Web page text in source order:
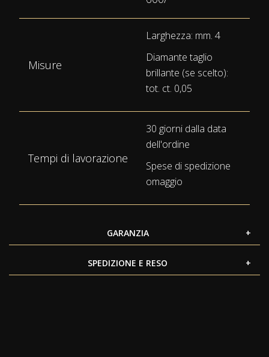
Misure
Larghezza: mm. 4
Diamante taglio
brillante (se scelto):
tot. ct. 0,05
Tempi di lavorazione
30 giorni dalla data
dell'ordine
Spese di spedizione
omaggio
GARANZIA
SPEDIZIONE E RESO